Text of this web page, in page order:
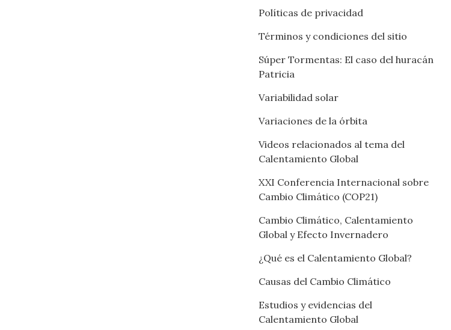
Políticas de privacidad
Términos y condiciones del sitio
Súper Tormentas: El caso del huracán
Patricia
Variabilidad solar
Variaciones de la órbita
Videos relacionados al tema del
Calentamiento Global
XXI Conferencia Internacional sobre
Cambio Climático (COP21)
Cambio Climático, Calentamiento
Global y Efecto Invernadero
¿Qué es el Calentamiento Global?
Causas del Cambio Climático
Estudios y evidencias del
Calentamiento Global